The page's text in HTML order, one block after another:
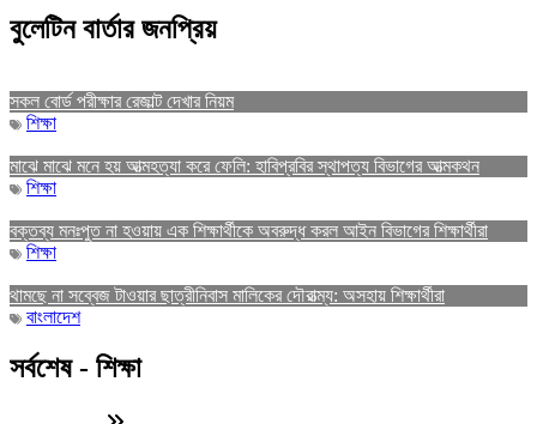
বুলেটিন বার্তার জনপ্রিয়
সকল বোর্ড পরীক্ষার রেজাল্ট দেখার নিয়ম
শিক্ষা
মাঝে মাঝে মনে হয় আত্মহত্যা করে ফেলি: হাবিপ্রবির স্থাপত্য বিভাগের আত্মকথন
শিক্ষা
বক্তব্য মনঃপুত না হওয়ায় এক শিক্ষার্থীকে অবরুদ্ধ করল আইন বিভাগের শিক্ষার্থীরা
শিক্ষা
থামছে না সব্বেজ টাওয়ার ছাত্রীনিবাস মালিকের দৌরাত্ম্য: অসহায় শিক্ষার্থীরা
বাংলাদেশ
সর্বশেষ - শিক্ষা